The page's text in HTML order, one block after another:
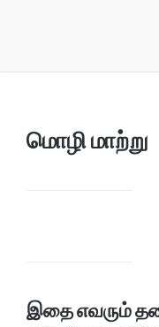
மொழி மாற்று
இதை எவரும்